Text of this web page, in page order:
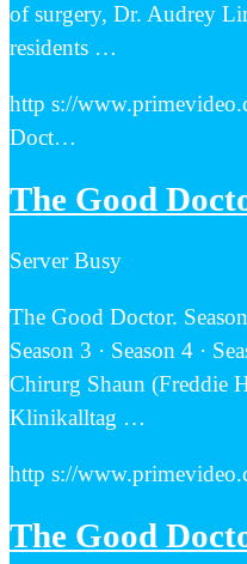
of surgery, Dr. Audrey
residents …
http s://
Doct…
The Good
Server Busy
The Good Doctor.
Season 3 · Season 4 ·
Chirurg Shaun (Freddie
Klinikalltag …
http s://
The Good